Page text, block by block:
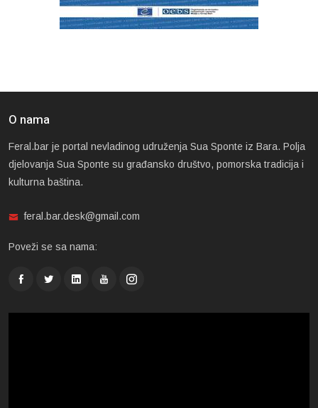
O nama
Feral.bar je portal nevladinog udruženja Sua Sponte iz Bara. Polja
djelovanja Sua Sponte su građansko društvo, pomorska tradicija i
kulturna baština.
feral.bar.desk@gmail.com
Poveži se sa nama: